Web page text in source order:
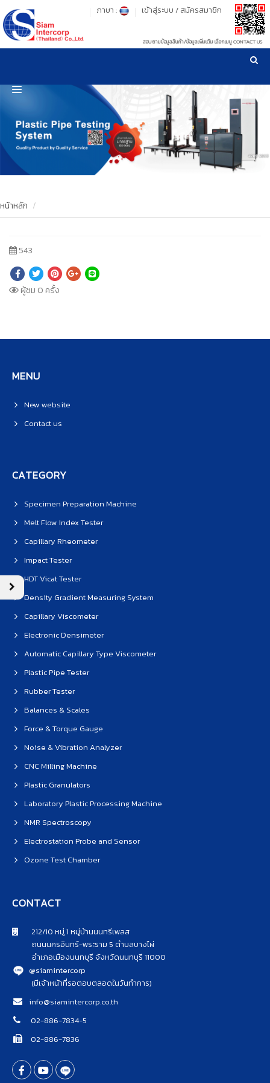
รู้ลึก รู้จริง เรื่องเครื่องมือทดสอบวัสดุ ! ยืน 1 เรื่องมาตรฐานการให้บริการ
เข้าสู่ระบบ / สมัครสมาชิก
ภาษา :
สอบถามข้อมูลสินค้า/ข้อมูลเพิ่มเติม เลือกเมนู CONTACT US
HOME
PRODUCT
OUR CLIENTS
OUR WORKS
CONTACT US
หน้าหลัก
543
ผู้ชม 0 ครั้ง
MENU
New website
Contact us
CATEGORY
Specimen Preparation Machine
Melt Flow Index Tester
Capillary Rheometer
Impact Tester
HDT Vicat Tester
Density Gradient Measuring System
Capillary Viscometer
Electronic Densimeter
Automatic Capillary Type Viscometer
Plastic Pipe Tester
Rubber Tester
Balances & Scales
Force & Torque Gauge
Noise & Vibration Analyzer
CNC Milling Machine
Plastic Granulators
Laboratory Plastic Processing Machine
NMR Spectroscopy
Electrostation Probe and Sensor
Ozone Test Chamber
CONTACT
212/10 หมู่ 1 หมู่บ้านนนทรีเพลส
ถนนนครอินทร์-พระราม 5 ตำบลบางไผ่
อำเภอเมืองนนทบุรี จังหวัดนนทบุรี 11000
@siamintercorp
(มีเจ้าหน้าที่รอตอบตลอดในวันทำการ)
info@siamintercorp.co.th
02-886-7834-5
02-886-7836